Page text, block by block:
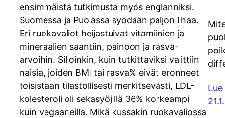
ensimmäistä tutkimusta myös englanniksi.
Suomessa ja Puolassa syödään paljon lihaa.
Eri ruokavaliot heijastuivat vitamiinien ja
mineraalien saantiin, painoon ja rasva-
arvoihin. Silloinkin, kuin tutkittaviksi valittiin
naisia, joiden BMI tai rasva% eivät eronneet
toisistaan tilastollisesti merkitsevästi, LDL-
kolesteroli oli sekasyöjillä 36% korkeampi
kuin vegaaneilla. Mikä kussakin ruokavaliossa